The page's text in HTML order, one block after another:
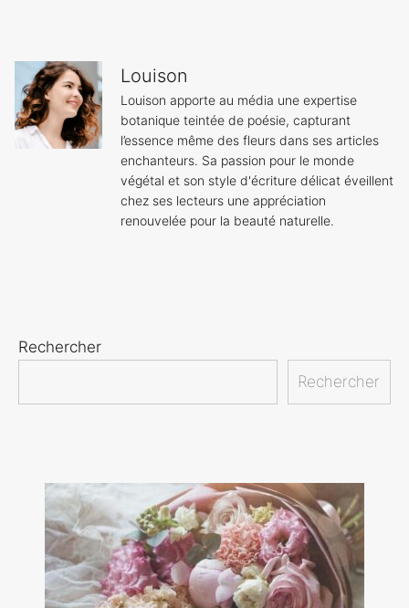
Louison
Louison apporte au média une expertise
botanique teintée de poésie, capturant
l’essence même des fleurs dans ses articles
enchanteurs. Sa passion pour le monde
végétal et son style d'écriture délicat éveillent
chez ses lecteurs une appréciation
renouvelée pour la beauté naturelle.
Rechercher
Rechercher